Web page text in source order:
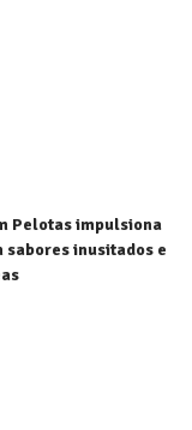
Pelotas impulsiona
sabores inusitados e